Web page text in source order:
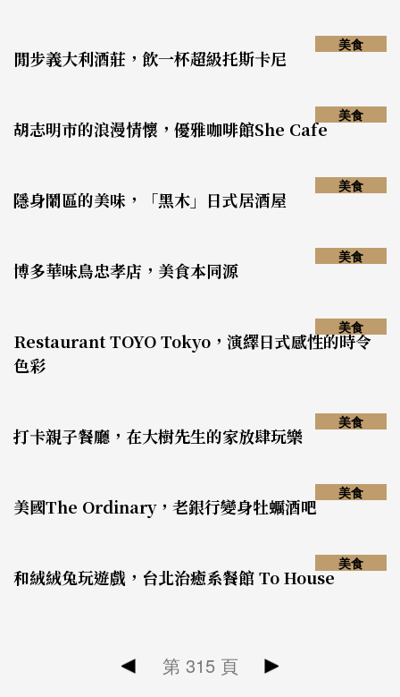
閒步義大利酒莊，飲一杯超級托斯卡尼
美食
胡志明市的浪漫情懷，優雅咖啡館She Cafe
美食
隱身鬧區的美味，「黑木」日式居酒屋
美食
博多華味鳥忠孝店，美食本同源
美食
Restaurant TOYO Tokyo，演繹日式感性的時令
色彩
美食
打卡親子餐廳，在大樹先生的家放肆玩樂
美食
美國The Ordinary，老銀行變身牡蠣酒吧
美食
和絨絨兔玩遊戲，台北治癒系餐館 To House
美食
第 315 頁